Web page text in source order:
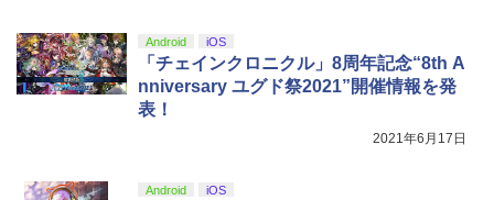
￥8,800
Android iOS
「チェインクロニクル」8周年記念“8th A
nniversary ユグド祭2021”開催情報を発
表！
2021年6月17日
Android iOS